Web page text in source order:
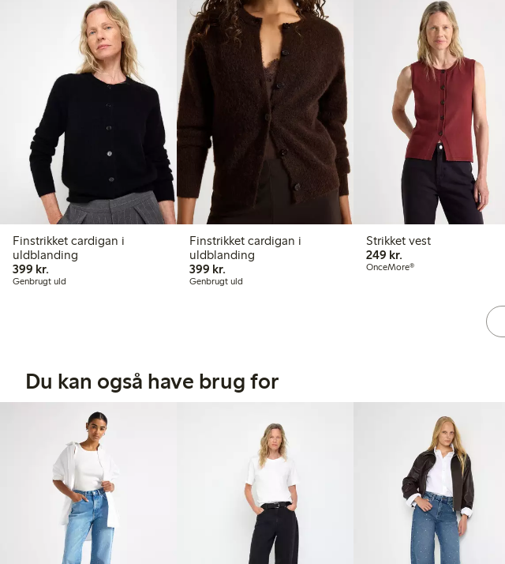
Finstrikket cardigan i
uldblanding
399 kr.
Genbrugt uld
Finstrikket cardigan i
uldblanding
399 kr.
Genbrugt uld
Strikket vest
249 kr.
OnceMore®
Du kan også have brug for